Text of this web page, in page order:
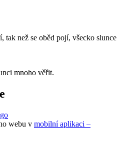
tak než se oběd pojí, všecko slunce
mnoho věřit.
webu v mobilní aplikaci –